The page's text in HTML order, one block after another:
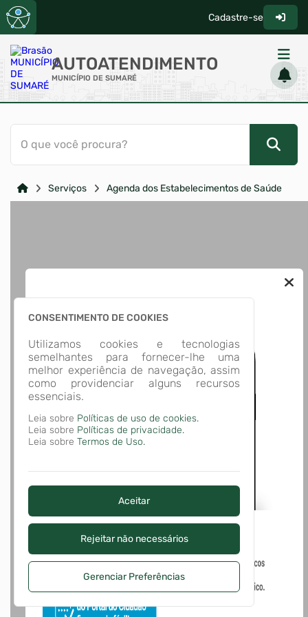
Cadastre-se
AUTOATENDIMENTO
MUNICÍPIO DE SUMARÉ
ACESSO RÁPIDO
Acessibilidade
Transparência
O que você procura?
Serviços Agenda dos Estabelecimentos de Saúde
CONSENTIMENTO DE COOKIES
Utilizamos cookies e tecnologias
semelhantes para fornecer-lhe uma
melhor experiência de navegação, assim
como providenciar alguns recursos
essenciais.
Leia sobre Políticas de uso de cookies.
Leia sobre Políticas de privacidade.
Leia sobre Termos de Uso.
Aceitar
Rejeitar não necessários
Gerenciar Preferências
Acesso Gov.br